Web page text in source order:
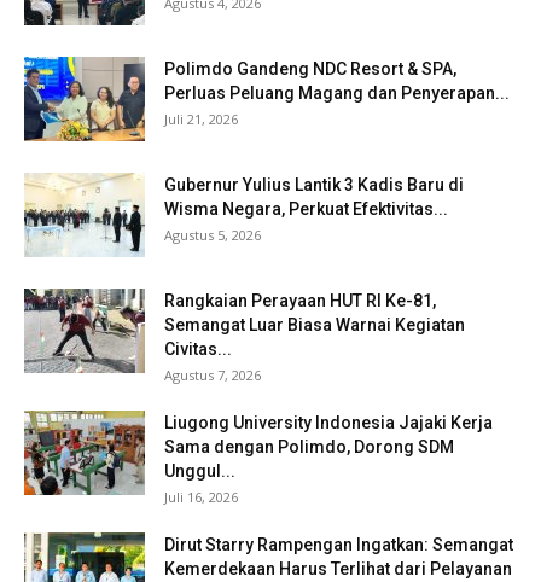
Polimdo Gandeng NDC Resort & SPA,
Perluas Peluang Magang dan Penyerapan...
Juli 21, 2026
Gubernur Yulius Lantik 3 Kadis Baru di
Wisma Negara, Perkuat Efektivitas...
Agustus 5, 2026
Rangkaian Perayaan HUT RI Ke-81,
Semangat Luar Biasa Warnai Kegiatan
Civitas...
Agustus 7, 2026
Liugong University Indonesia Jajaki Kerja
Sama dengan Polimdo, Dorong SDM
Unggul...
Juli 16, 2026
Dirut Starry Rampengan Ingatkan: Semangat
Kemerdekaan Harus Terlihat dari Pelayanan